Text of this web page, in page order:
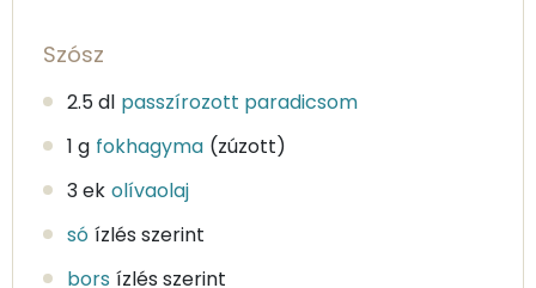
Szósz
2.5 dl passzírozott paradicsom
1 g fokhagyma (zúzott)
3 ek olívaolaj
só ízlés szerint
bors ízlés szerint